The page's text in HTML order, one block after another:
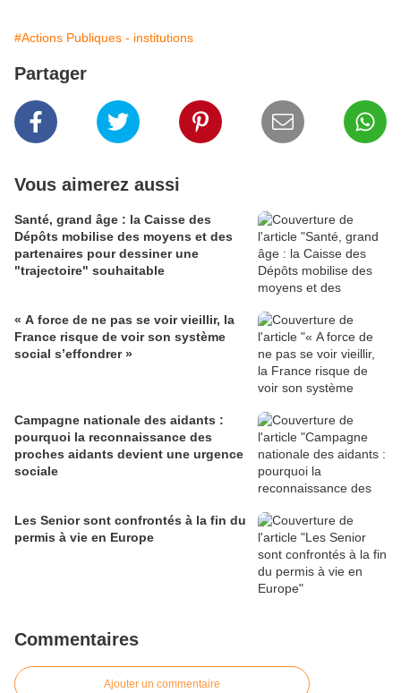
#Actions Publiques - institutions
Partager
Vous aimerez aussi
Santé, grand âge : la Caisse des
Dépôts mobilise des moyens et des
partenaires pour dessiner une
"trajectoire" souhaitable
« A force de ne pas se voir vieillir, la
France risque de voir son système
social s’effondrer »
Campagne nationale des aidants :
pourquoi la reconnaissance des
proches aidants devient une urgence
sociale
Les Senior sont confrontés à la fin du
permis à vie en Europe
Commentaires
Ajouter un commentaire